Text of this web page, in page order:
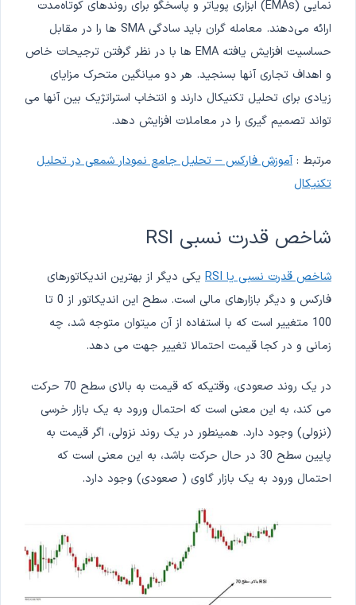
نمایی (EMAs) ابزاری پویاتر و پاسخگو برای روندهای کوتاه‌مدت
ارائه می‌دهند. معامله گران باید سادگی SMA ها را در مقابل
حساسیت افزایش یافته EMA ها با در نظر گرفتن ترجیحات خاص
و اهداف تجاری آنها بسنجید. هر دو میانگین متحرک مزایای
زیادی برای تحلیل تکنیکال دارند و انتخاب استراتژیک بین آنها می
تواند تصمیم گیری را در معاملات افزایش دهد.
مرتبط :آموزش فارکس – تحلیل جامع نمودار شمعی در تحلیل
تکنیکال
شاخص قدرت نسبی RSI
شاخص قدرت نسبی یا RSI
یکی دیگر از بهترین اندیکاتورهای
فارکس و دیگر بازارهای مالی است. سطح این اندیکاتور از 0 تا
100 متغییر است که با استفاده از آن میتوان متوجه شد، چه
زمانی و در کجا قیمت احتمالا تغییر جهت می دهد.
در یک روند صعودی، وقتیکه که قیمت به بالای سطح 70 حرکت
می کند، به این معنی است که احتمال ورود به یک بازار خرسی
(نزولی) وجود دارد. همینطور در یک روند نزولی، اگر قیمت به
پایین سطح 30 در حال حرکت باشد، به این معنی است که
احتمال ورود به یک بازار گاوی ( صعودی) وجود دارد.